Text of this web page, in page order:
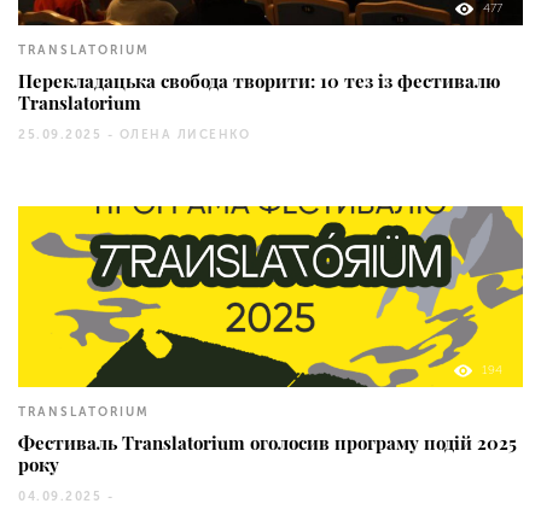
477
TRANSLATORIUM
Перекладацька свобода творити: 10 тез із фестивалю
Translatorium
25.09.2025 - ОЛЕНА ЛИСЕНКО
194
TRANSLATORIUM
Фестиваль Translatorium оголосив програму подій 2025
року
04.09.2025 -